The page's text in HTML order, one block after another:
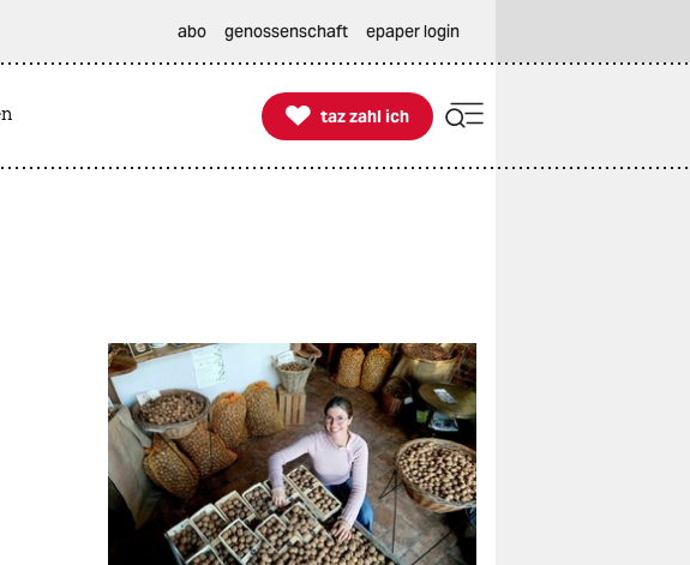
abo genossenschaft epaper login

taz zahl ich
taz zahl ich